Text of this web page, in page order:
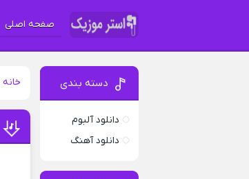
صفحه اصلی
خانه دسته بندی
دانلود آلبوم
دانلود آهنگ